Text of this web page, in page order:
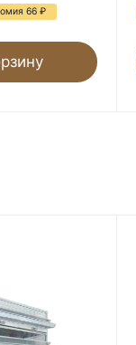
66 ₽